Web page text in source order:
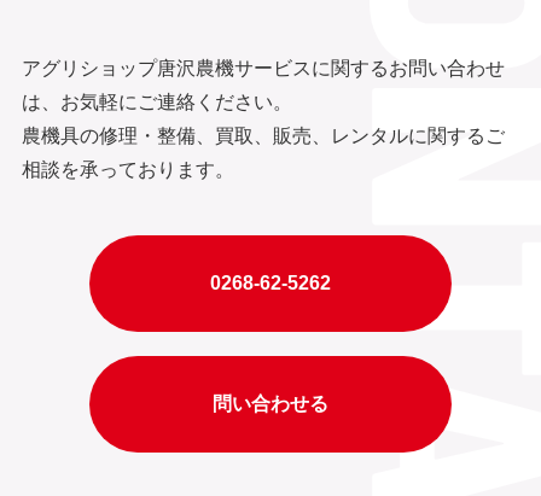
アグリショップ唐沢農機サービスに関するお問い合わせ
は、お気軽にご連絡ください。
農機具の修理・整備、買取、販売、レンタルに関するご
相談を承っております。
0268-62-5262
問い合わせる